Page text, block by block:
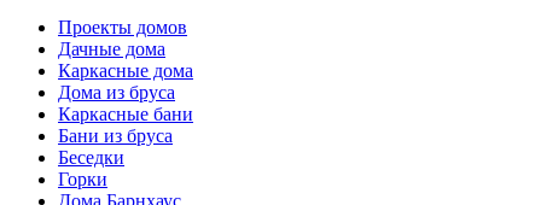
Проекты домов
Дачные дома
Каркасные дома
Дома из бруса
Каркасные бани
Бани из бруса
Беседки
Горки
Дома Барнхаус